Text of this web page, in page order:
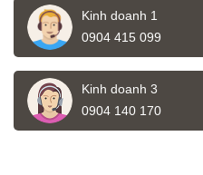
Kinh doanh 1
0904 415 099
Kinh doanh 3
0904 140 170